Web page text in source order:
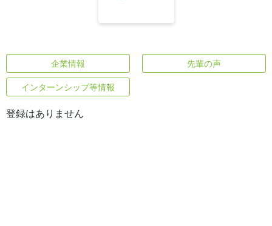
企業情報 先輩の声
インターンシップ等情報
登録はありません